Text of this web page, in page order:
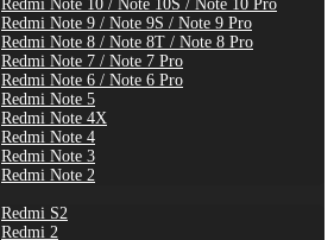
Redmi Note 10 / Note 10S / Note 10 Pro
Redmi Note 9 / Note 9S / Note 9 Pro
Redmi Note 8 / Note 8T / Note 8 Pro
Redmi Note 7 / Note 7 Pro
Redmi Note 6 / Note 6 Pro
Redmi Note 5
Redmi Note 4X
Redmi Note 4
Redmi Note 3
Redmi Note 2
Redmi S2
Redmi 2